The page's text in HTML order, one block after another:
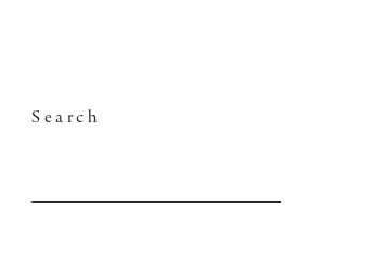
Search